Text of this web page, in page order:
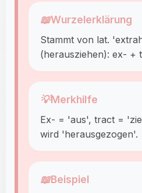
📖Wurzelerklärung
Stammt von lat.
(herausziehen): ex- +
💡Merkhilfe
Ex- = 'aus', tract =
wird 'herausgezogen'.
📖Beispiel